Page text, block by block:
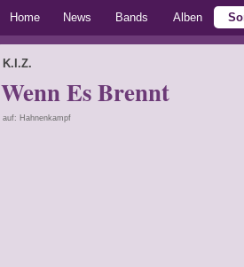
Home News Bands Alben
K.I.Z.
Wenn Es Brennt
auf: Hahnenkampf